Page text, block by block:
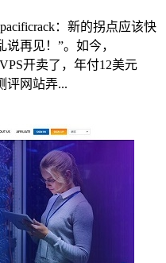
：新的拐点应该快
再见！”。如今，
开卖了，年付12美元
评网站弄...